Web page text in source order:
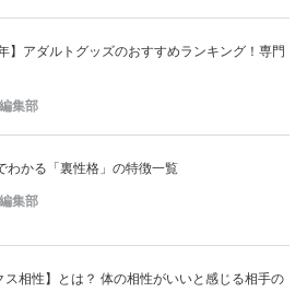
】アダルトグッズのおすすめランキング！専門
集部
わかる「裏性格」の特徴一覧
集部
ス相性】とは？ 体の相性がいいと感じる相手の